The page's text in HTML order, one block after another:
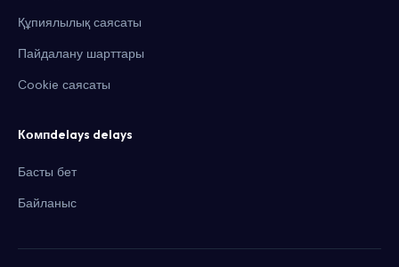
Құпиялылық саясаты
Пайдалану шарттары
Cookie саясаты
Компdelays delays
Басты бет
Байланыс